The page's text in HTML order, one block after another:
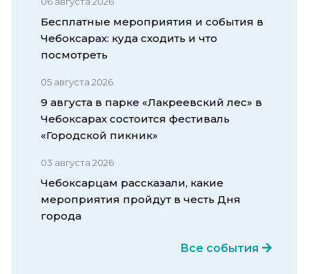
Бесплатные мероприятия и события в
Чебоксарах: куда сходить и что
посмотреть
05 августа 2026
9 августа в парке «Лакреевский лес» в
Чебоксарах состоится фестиваль
«Городской пикник»
03 августа 2026
Чебоксарцам рассказали, какие
мероприятия пройдут в честь Дня
города
Все события